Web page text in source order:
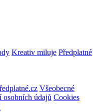
Kreativ miluje Předplatné
Všeobecné
osobních údajů Cookies